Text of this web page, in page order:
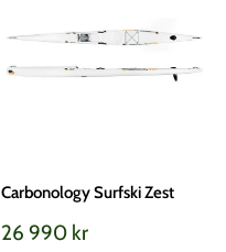
Carbonology Surfski Zest
Vårt
26 990 kr